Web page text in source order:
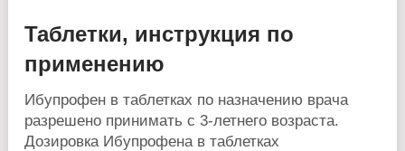
Таблетки, инструкция по
применению
Ибупрофен в таблетках по назначению врача
разрешено принимать с 3-летнего возраста.
Дозировка Ибупрофена в таблетках